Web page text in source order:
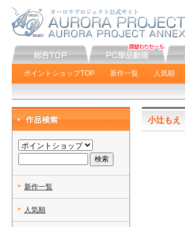
ポイントショップTOP 新作一覧 人気順
小辻もえ
新作一覧
人気順